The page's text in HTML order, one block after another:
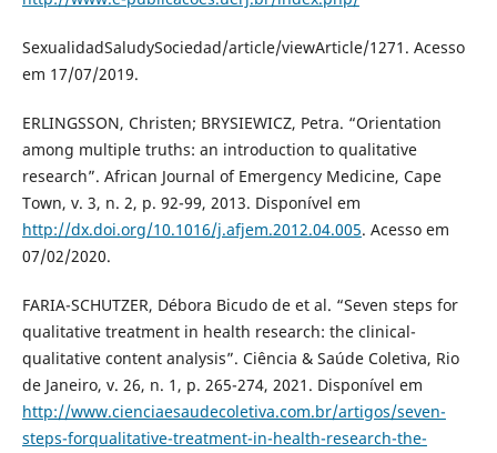
SexualidadSaludySociedad/article/viewArticle/1271. Acesso
em 17/07/2019.
ERLINGSSON, Christen; BRYSIEWICZ, Petra. “Orientation
among multiple truths: an introduction to qualitative
research”. African Journal of Emergency Medicine, Cape
Town, v. 3, n. 2, p. 92-99, 2013. Disponível em
http://dx.doi.org/10.1016/j.afjem.2012.04.005. Acesso em
07/02/2020.
FARIA-SCHUTZER, Débora Bicudo de et al. “Seven steps for
qualitative treatment in health research: the clinical-
qualitative content analysis”. Ciência & Saúde Coletiva, Rio
de Janeiro, v. 26, n. 1, p. 265-274, 2021. Disponível em
http://www.cienciaesaudecoletiva.com.br/artigos/seven-
steps-forqualitative-treatment-in-health-research-the-